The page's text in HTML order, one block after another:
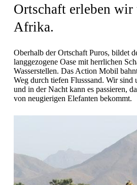
Ortschaft erleben wir
Afrika.
Oberhalb der Ortschaft Puros, bildet
langgezogene Oase mit herrlichen
Wasserstellen. Das Action Mobil
Weg durch tiefen Flusssand. Wir sind
und in der Nacht kann es passieren,
von neugierigen Elefanten bekommt.